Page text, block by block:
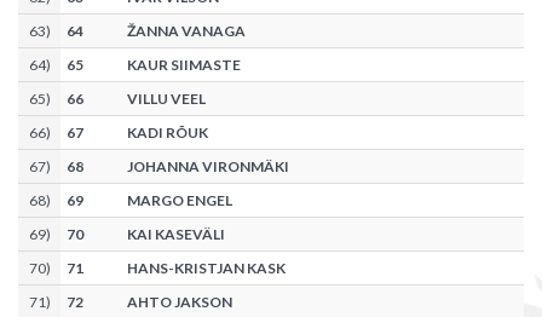
63) 64
ŽANNA VANAGA
64) 65
KAUR SIIMASTE
65) 66
VILLU VEEL
66) 67
KADI RÕUK
67) 68
JOHANNA VIRONMÄKI
68) 69
MARGO ENGEL
69) 70
KAI KASEVÄLI
70) 71
HANS-KRISTJAN KASK
71) 72
AHTO JAKSON